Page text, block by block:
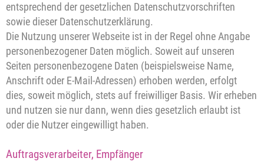
entsprechend der gesetzlichen Datenschutzvorschriften
sowie dieser Datenschutzerklärung.
Die Nutzung unserer Webseite ist in der Regel ohne Angabe
personenbezogener Daten möglich. Soweit auf unseren
Seiten personenbezogene Daten (beispielsweise Name,
Anschrift oder E-Mail-Adressen) erhoben werden, erfolgt
dies, soweit möglich, stets auf freiwilliger Basis. Wir erheben
und nutzen sie nur dann, wenn dies gesetzlich erlaubt ist
oder die Nutzer eingewilligt haben.
Auftragsverarbeiter, Empfänger